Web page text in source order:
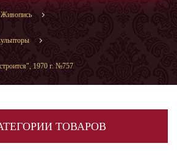
Живопись
1970 г. №757
ТОВАРОВ